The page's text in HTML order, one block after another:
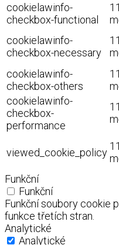
cookielawinfo-
checkbox-functional
11
cookielawinfo-
checkbox-necessary
11
cookielawinfo-
checkbox-others
11
cookielawinfo-
checkbox-
performance
11
viewed_cookie_policy
11
Funkční
Funkční
Funkční soubory cookie
funkce třetích stran.
Analytické
Analytické